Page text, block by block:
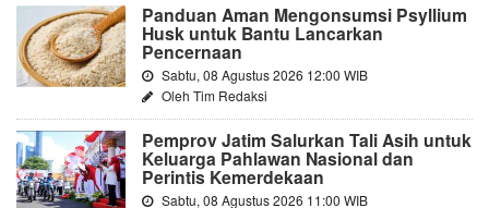
Panduan Aman Mengonsumsi Psyllium
Husk untuk Bantu Lancarkan
Pencernaan
Sabtu, 08 Agustus 2026 12:00 WIB
Oleh Tim Redaksi
Pemprov Jatim Salurkan Tali Asih untuk
Keluarga Pahlawan Nasional dan
Perintis Kemerdekaan
Sabtu, 08 Agustus 2026 11:00 WIB